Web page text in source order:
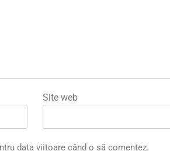
Site web
data viitoare când o să comentez.